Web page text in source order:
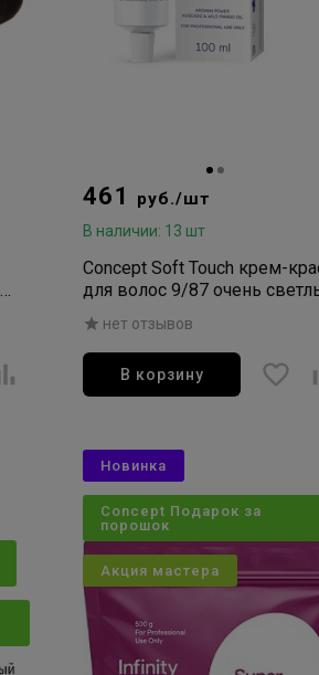
461 руб./шт
В наличии: 13 шт
Concept Soft Touch крем-
для волос 9/87 очень
блондин перламутрово-
бежевый 100мл
нет отзывов
В корзину
Новинка
Concept Подарок за
порошок
Акция мастера